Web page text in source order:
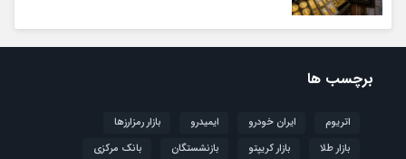
برچسب ها
اتریوم ایران خودرو ایمیدرو
بازار رمزارزها
بازار طلا
بازار کریپتو بازنشستگان
بانک مرکزی